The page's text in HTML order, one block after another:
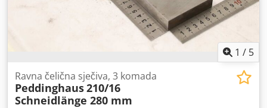
1 / 5
Ravna čelična sječiva, 3 komada
Peddinghaus210/16
Schneidlänge 280 mm